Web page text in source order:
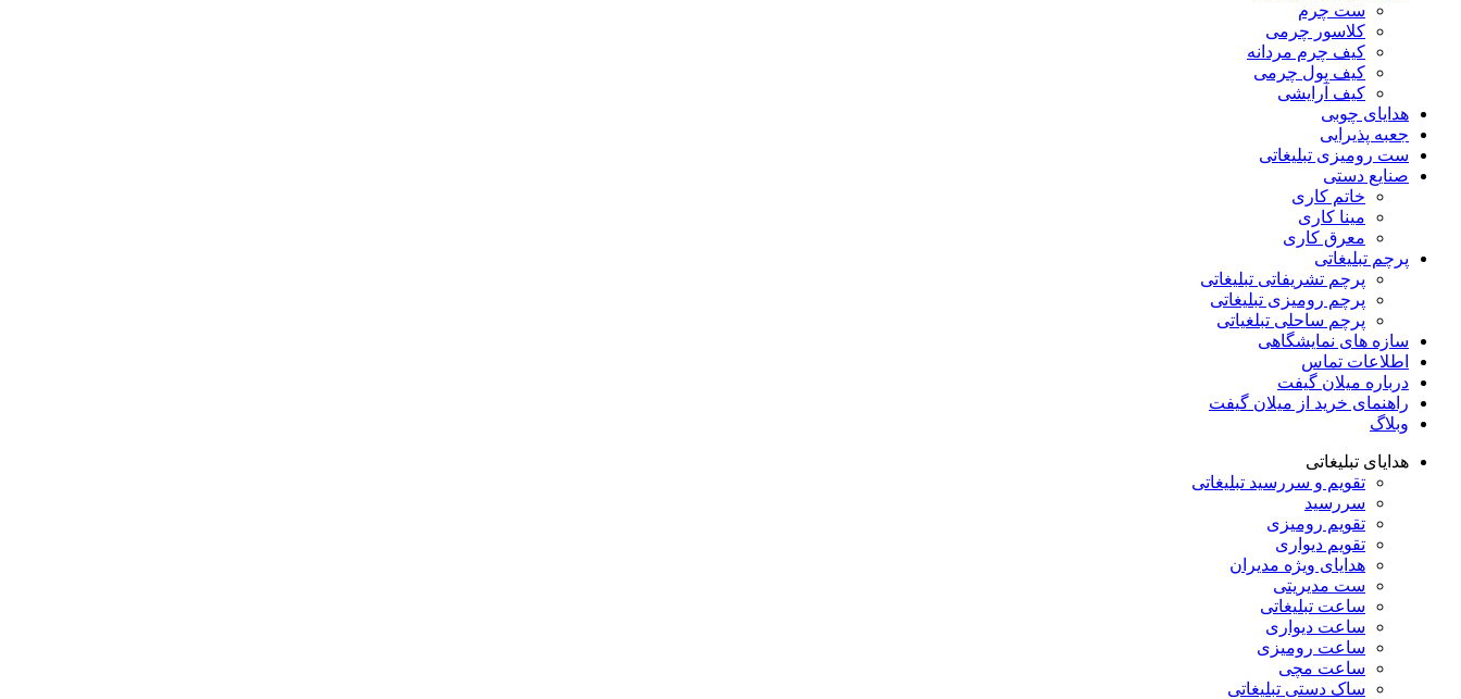
ست چرم
کلاسور چرمی
کیف چرم مردانه
کیف پول چرمی
کیف آرایشی
هدایای چوبی
جعبه پذیرایی
ست رومیزی تبلیغاتی
صنایع دستی
خاتم کاری
مینا کاری
معرق کاری
پرچم تبلیغاتی
پرچم تشریفاتی تبلیغاتی
پرچم رومیزی تبلیغاتی
پرچم ساحلی تبلغیاتی
سازه های نمایشگاهی
اطلاعات تماس
درباره میلان گیفت
راهنمای خرید از میلان گیفت
وبلاگ
هدایای تبلیغاتی
تقویم و سررسید تبلیغاتی
سررسید
تقویم رومیزی
تقویم دیواری
هدایای ویژه مدیران
ست مدیریتی
ساعت تبلیغاتی
ساعت دیواری
ساعت رومیزی
ساعت مچی
ساک دستی تبلیغاتی